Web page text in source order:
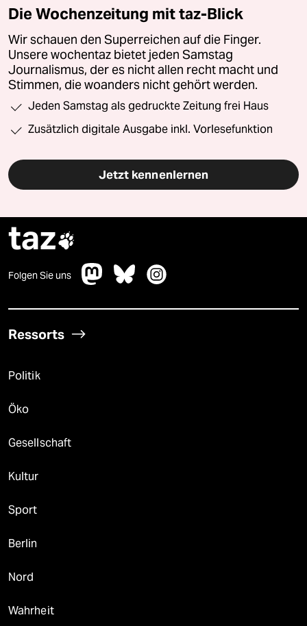
Die Wochenzeitung mit taz-Blick
Wir schauen den Superreichen auf die Finger.
Unsere wochentaz bietet jeden Samstag
Journalismus, der es nicht allen recht macht und
Stimmen, die woanders nicht gehört werden.
Jeden Samstag als gedruckte Zeitung frei Haus
Zusätzlich digitale Ausgabe inkl. Vorlesefunktion
Jetzt kennenlernen
taz
Folgen Sie uns
Ressorts
Politik
Öko
Gesellschaft
Kultur
Sport
Berlin
Nord
Wahrheit